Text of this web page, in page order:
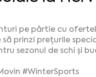
pe pârtie cu
prinzi prețurile
sezonul de schi și
#WinterSports